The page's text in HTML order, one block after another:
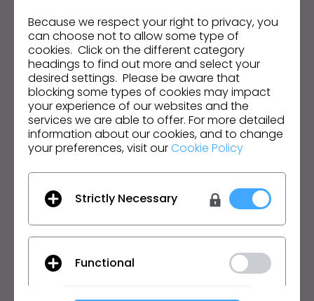
Fique por dentro das notícias, promoções, recursos e
mais.
Endereço de e-mail
Aceito asCondições Gerais de Utilização , asCondições
Adicionais do CLOe aPolítica de Privacidade.
Português
Produto
Teste Grátis
Download
Acadêmico
Individual e Estudante
Because we respect your right to privacy, you
can choose not to allow some type of
cookies. Click on the different category
headings to find out more and select your
desired settings. Please be aware that
blocking some types of cookies may impact
your experience of our websites and the
services we are able to offer. For more detailed
information about our cookies, and to change
your preferences, visit ourCookie Policy
Strictly Necessary
Functional